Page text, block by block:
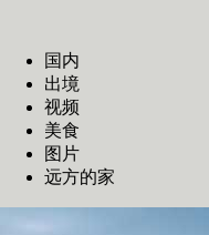
国内
出境
视频
美食
图片
远方的家